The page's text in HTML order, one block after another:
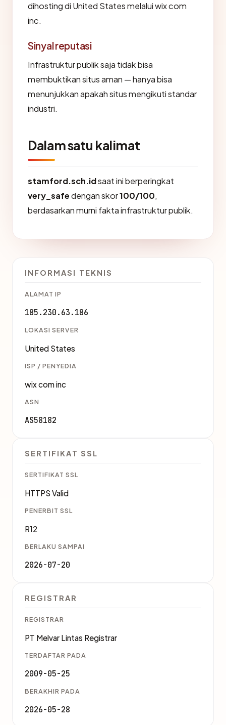
dihosting di United States melalui wix com
inc.
Sinyal reputasi
Infrastruktur publik saja tidak bisa
membuktikan situs aman — hanya bisa
menunjukkan apakah situs mengikuti standar
industri.
Dalam satu kalimat
stamford.sch.idsaat ini berperingkat
very_safedengan skor100/100,
berdasarkan murni fakta infrastruktur publik.
INFORMASI TEKNIS
ALAMAT IP
185.230.63.186
LOKASI SERVER
United States
ISP / PENYEDIA
wix com inc
ASN
AS58182
SERTIFIKAT SSL
SERTIFIKAT SSL
HTTPS Valid
PENERBIT SSL
R12
BERLAKU SAMPAI
2026-07-20
REGISTRAR
REGISTRAR
PT Melvar Lintas Registrar
TERDAFTAR PADA
2009-05-25
BERAKHIR PADA
2026-05-28